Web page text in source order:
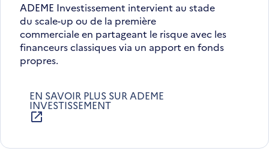
ADEME Investissement intervient au stade
du scale-up ou de la première
commerciale en partageant le risque avec les
financeurs classiques via un apport en fonds
propres.
EN SAVOIR PLUS SUR ADEME
INVESTISSEMENT
UNE